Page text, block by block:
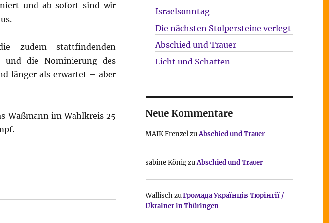
und ab sofort sind wir
zudem stattfindenden
und die Nominierung des
länger als erwartet – aber
Waßmann im Wahlkreis 25
Israelsonntag
Die nächsten Stolpersteine verlegt
Abschied und Trauer
Licht und Schatten
Neue Kommentare
MAIK FrenzelzuAbschied und Trauer
sabine KönigzuAbschied und Trauer
WallischzuГромада Українців Тюрінгії /
Ukrainer in Thüringen